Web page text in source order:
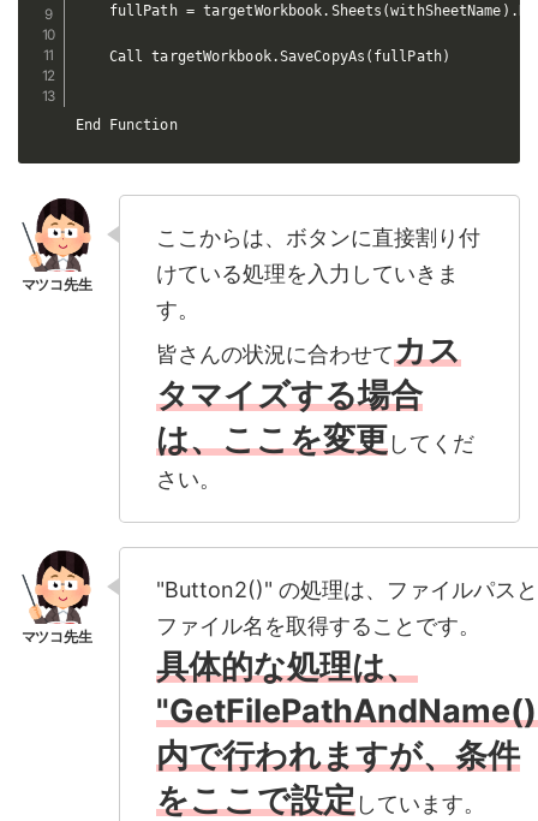
fullPath =
    Call targetWorkbook.SaveCopyAs(fullPath)
End Function
ここからは、ボタンに直接割り付
けている処理を入力していきま
す。
皆さんの状況に合わせてカス
タマイズする場合
は、ここを変更してくだ
さい。
"Button2()" の処理は、ファイルパスと
ファイル名を取得することです。
具体的な処理は、
内で行われますが、条件
をここで設定しています。